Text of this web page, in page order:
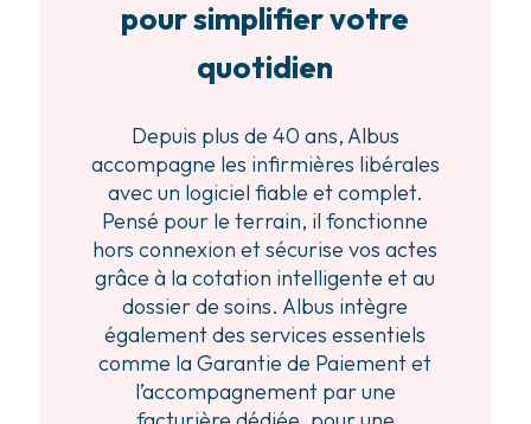
pour simplifier votre
quotidien
Depuis plus de 40 ans, Albus
accompagne les infirmières libérales
avec un logiciel fiable et complet.
Pensé pour le terrain, il fonctionne
hors connexion et sécurise vos actes
grâce à la cotation intelligente et au
dossier de soins. Albus intègre
également des services essentiels
comme la Garantie de Paiement et
l’accompagnement par une